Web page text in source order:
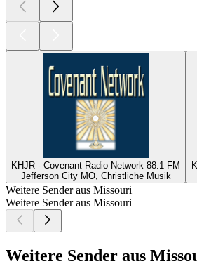
KHJR - Covenant Radio Network 88.1 FM
Jefferson City MO, Christliche Musik
Weitere Sender aus Missouri
Weitere Sender aus Missouri
Weitere Sender aus